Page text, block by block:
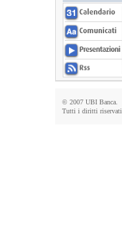
© 2007 UBI Banca.
Tutti i diritti riservati